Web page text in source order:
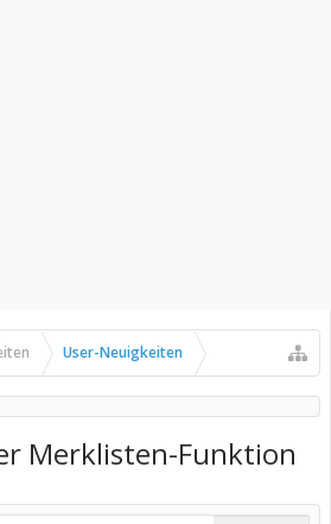
User-Neuigkeiten
Merklisten-Funktion